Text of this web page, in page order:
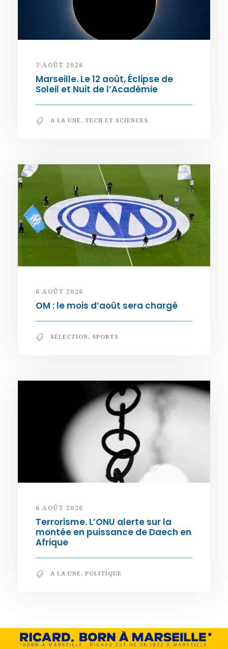
7 AOÛT 2026
Marseille. Le 12 août, Éclipse de
Soleil et Nuit de l’Académie
A LA UNE, TECH ET SCIENCES
6 AOÛT 2026
OM : le mois d’août sera chargé
SÉLECTION, SPORTS
6 AOÛT 2026
Terrorisme. L’ONU alerte sur la
montée en puissance de Daech en
Afrique
A LA UNE, POLITIQUE